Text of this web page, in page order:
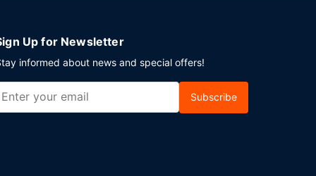
Up for Newsletter
informed about news and special offers!
Subscribe